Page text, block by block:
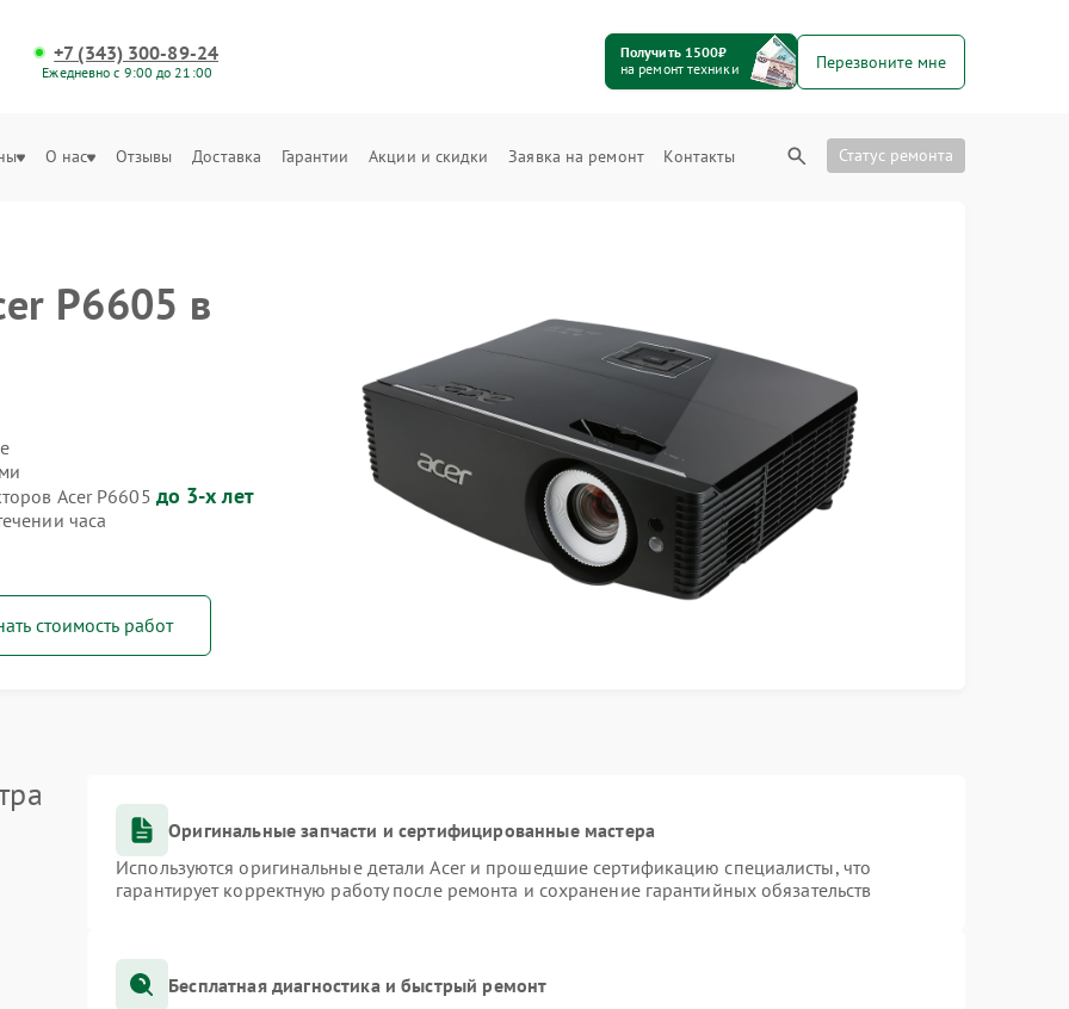
+7 (343) 300-89-24
Ежедневно с 9:00 до 21:00
Получить 1500₽
на ремонт техники
Перезвоните мне
О нас Отзывы Доставка Гарантии Акции и скидки Заявка на ремонт Контакты Статус ремонта
P6605 в
Acer P6605 до 3-х лет
часа
стоимость работ
Оригинальные запчасти и сертифицированные мастера
Используются оригинальные детали Acer и прошедшие сертификацию специалисты, что
гарантирует корректную работу после ремонта и сохранение гарантийных обязательств
Бесплатная диагностика и быстрый ремонт